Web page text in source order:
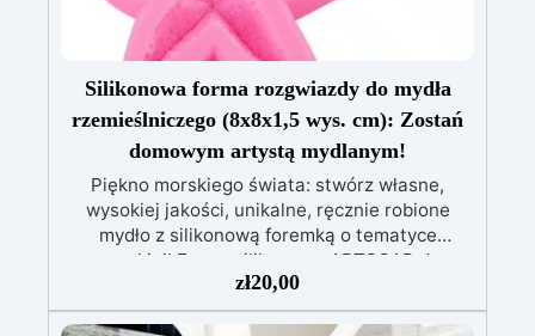
Silikonowa forma rozgwiazdy do mydła
rzemieślniczego (8x8x1,5 wys. cm): Zostań
domowym artystą mydlanym!
Piękno morskiego świata: stwórz własne,
wysokiej jakości, unikalne, ręcznie robione
mydło z silikonową foremką o tematyce
morskiej! Formy silikonowe ARTSOAP do
domowych mydeł to idealny dodatek
pozwalający wejść w fantastyczny świat mydeł
zł20,00